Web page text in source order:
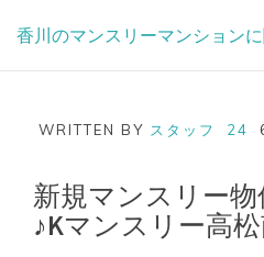
香川のマンスリーマンション
WRITTEN BY スタッフ 24
新規マンスリー
♪Kマンスリー高